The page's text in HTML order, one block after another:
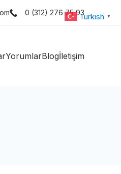
0 (312) 276 75 93
YorumlarBlogİletişim
Turkish ▼